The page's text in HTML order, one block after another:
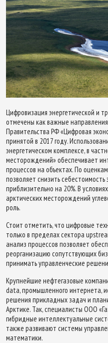
Цифровизация энергетической и
отмечены как важные
Правительства РФ «Цифровая
принятой в 2017 году.
энергетическом комплексе, в
месторождений» обеспечивает
процессов на объектах. По
позволяет снизить
приблизительно на 20%. В
арктических месторождений
роль.
Стоит отметить, что цифровые
только в пределах сектора
анализ процессов позволяет
реорганизацию сопутствующих
принимать управленческие
Крупнейшие нефтегазовые
data, промышленного интернета,
решения прикладных задач и
Арктике. Так, специалисты ООО
гибридные интеллектуальные
также развивают системы
математики.